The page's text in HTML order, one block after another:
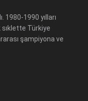
1980-1990 yılları
sıklette Türkiye
şampiyona ve